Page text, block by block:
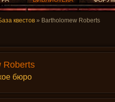
квестов » Bartholomew Roberts
Roberts
бюро